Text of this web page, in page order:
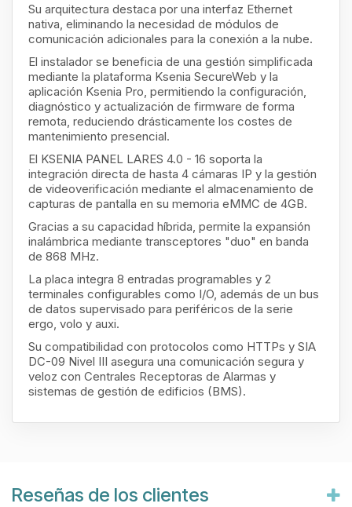
Su arquitectura destaca por una interfaz Ethernet
nativa, eliminando la necesidad de módulos de
comunicación adicionales para la conexión a la nube.
El instalador se beneficia de una gestión simplificada
mediante la plataforma Ksenia SecureWeb y la
aplicación Ksenia Pro, permitiendo la configuración,
diagnóstico y actualización de firmware de forma
remota, reduciendo drásticamente los costes de
mantenimiento presencial.
El KSENIA PANEL LARES 4.0 - 16 soporta la
integración directa de hasta 4 cámaras IP y la gestión
de videoverificación mediante el almacenamiento de
capturas de pantalla en su memoria eMMC de 4GB.
Gracias a su capacidad híbrida, permite la expansión
inalámbrica mediante transceptores "duo" en banda
de 868 MHz.
La placa integra 8 entradas programables y 2
terminales configurables como I/O, además de un bus
de datos supervisado para periféricos de la serie
ergo, volo y auxi.
Su compatibilidad con protocolos como HTTPs y SIA
DC-09 Nivel III asegura una comunicación segura y
veloz con Centrales Receptoras de Alarmas y
sistemas de gestión de edificios (BMS).
Reseñas de los clientes